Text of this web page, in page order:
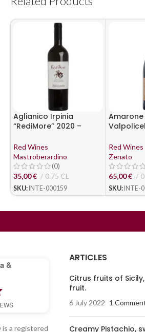
Aglianico Irpinia
“RediMore” 2020 –
Red Wines
Mastroberardino
(0)
35,00€ 0.75 CL
SKU: INTE-000159
Red Wines
Zenato
65,00€
SKU: INTE-
&
a registered
ARTICLES
Citrus fruits of
fruit.
6 July 2022 1
Creamy Pistachio,